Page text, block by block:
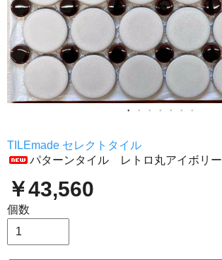
TILEmade セレクトタイル
パターンタイル レトロ丸アイボリー
￥43,560
個数